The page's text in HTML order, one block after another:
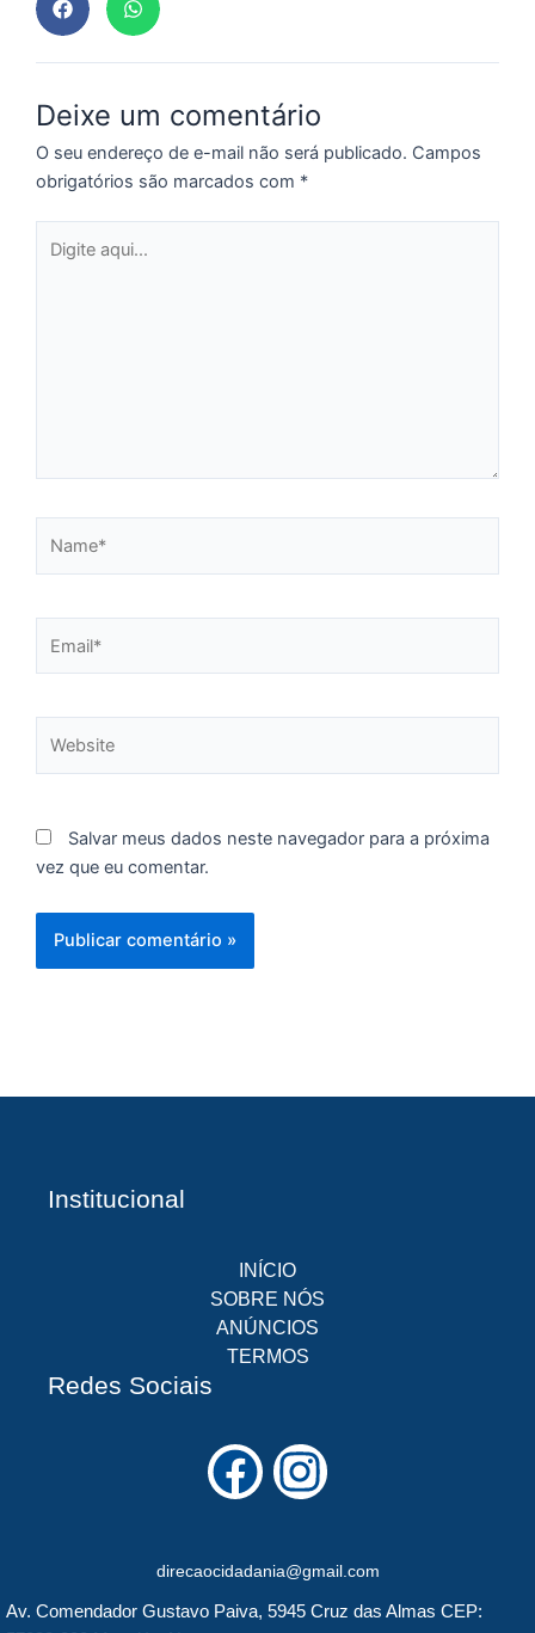
Deixe um comentário
O seu endereço de e-mail não será publicado. Campos
obrigatórios são marcados com *
aqui...
Salvar meus dados neste navegador para a próxima
vez que eu comentar.
Institucional
INÍCIO
SOBRE NÓS
ANÚNCIOS
TERMOS
Redes Sociais
F
a
c
e
I
n
s
t
direcaocidadania@gmail.com
Av. Comendador Gustavo Paiva, 5945 Cruz das Almas CEP: